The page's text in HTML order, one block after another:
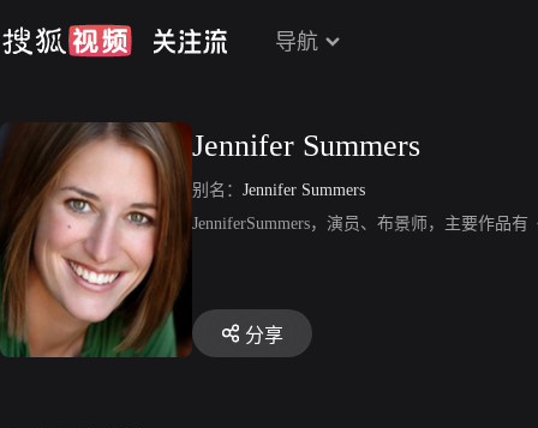
导航
Jennifer Summers
别名： Jennifer Summers
JenniferSummers，演员、布景师，主要作品
分享